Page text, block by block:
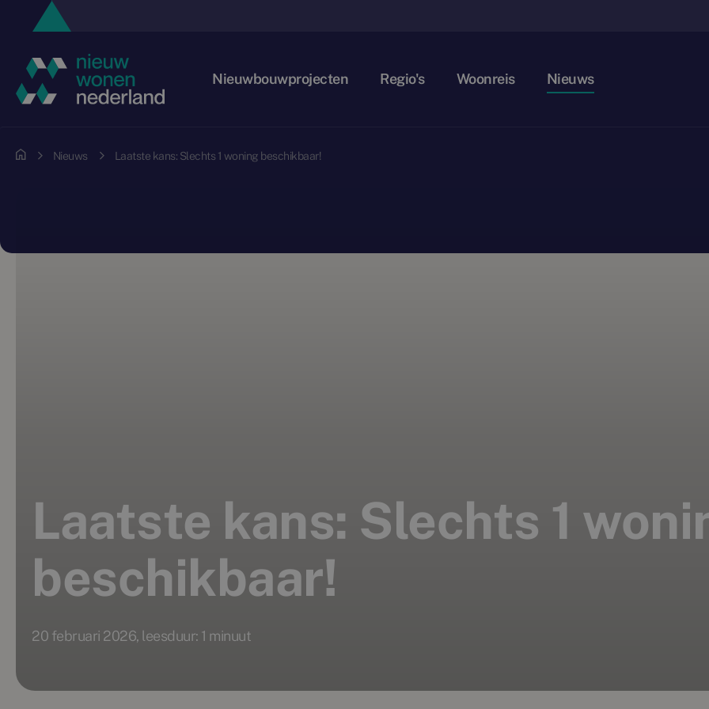
Nieuwbouwprojecten Regio's Woonreis Nieuws
Nieuws Laatste kans: Slechts 1 woning beschikbaar!
Laatste kans: Slechts 1
beschikbaar!
20 februari 2026, leesduur: 1 minuut